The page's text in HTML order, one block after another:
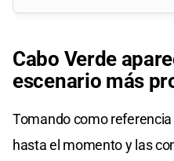
Cabo Verde
escenario más
Tomando como
hasta el momento y las